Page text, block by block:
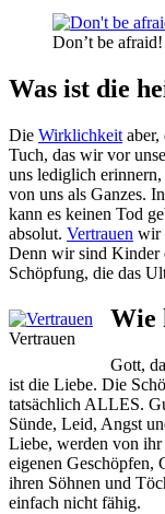
Don’t be afraid!
Was ist die
Die Wirklichkeit
Tuch, das wir vor
uns lediglich
von uns als Ganzes.
kann es keinen Tod
absolut. Vertrauen wir
Denn wir sind Kinder
Schöpfung, die das
Vertrauen
Wie
Gott,
ist die Liebe. Die
tatsächlich ALLES.
Sünde, Leid, Angst
Liebe, werden von
eigenen Geschöpfen,
ihren Söhnen und
einfach nicht fähig.